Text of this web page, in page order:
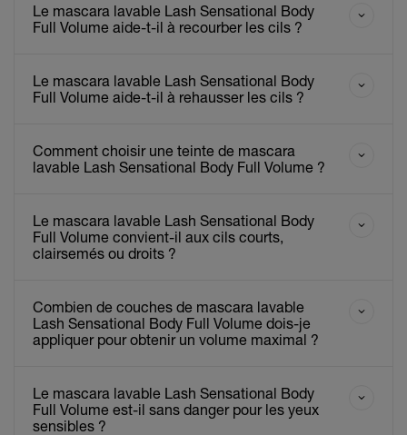
Le mascara lavable Lash Sensational Body
Full Volume aide-t-il à recourber les cils ?
Le mascara lavable Lash Sensational Body
Full Volume aide-t-il à rehausser les cils ?
Comment choisir une teinte de mascara
lavable Lash Sensational Body Full Volume ?
Le mascara lavable Lash Sensational Body
Full Volume convient-il aux cils courts,
clairsemés ou droits ?
Combien de couches de mascara lavable
Lash Sensational Body Full Volume dois-je
appliquer pour obtenir un volume maximal ?
Le mascara lavable Lash Sensational Body
Full Volume est-il sans danger pour les yeux
sensibles ?